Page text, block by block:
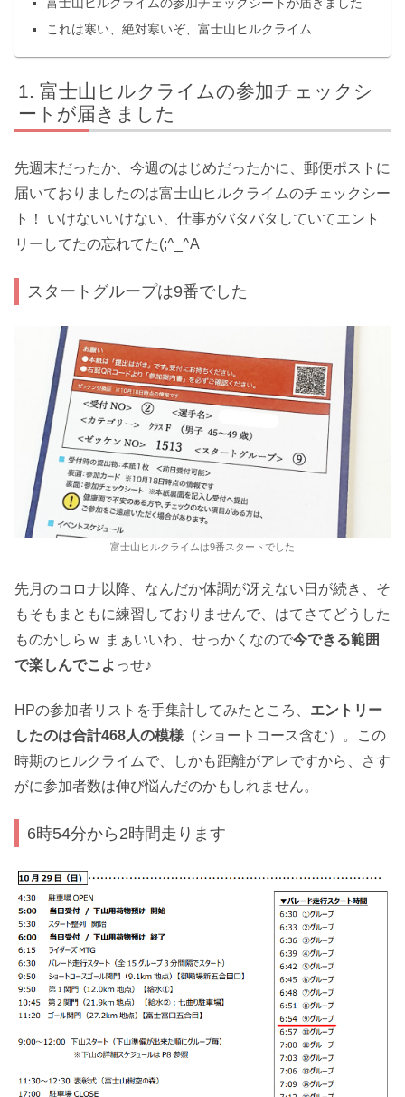
富士山ヒルクライムの参加チェックシートが届きました
これは寒い、絶対寒いぞ、富士山ヒルクライム
富士山ヒルクライムの参加チェックシ
ートが届きました
先週末だったか、今週のはじめだったかに、郵便ポストに
届いておりましたのは富士山ヒルクライムのチェックシー
ト！ いけないいけない、仕事がバタバタしていてエント
リーしてたの忘れてた(;^_^A
スタートグループは9番でした
富士山ヒルクライムは9番スタートでした
先月のコロナ以降、なんだか体調が冴えない日が続き、そ
もそもまともに練習しておりませんで、はてさてどうした
ものかしらｗ まぁいいわ、せっかくなので今できる範囲
で楽しんでこよ っせ♪
HPの参加者リストを手集計してみたところ、 エントリー
したのは合計468人の模様 （ショートコース含む）。この
時期のヒルクライムで、しかも距離がアレですから、さす
がに参加者数は伸び悩んだのかもしれません。
6時54分から2時間走ります